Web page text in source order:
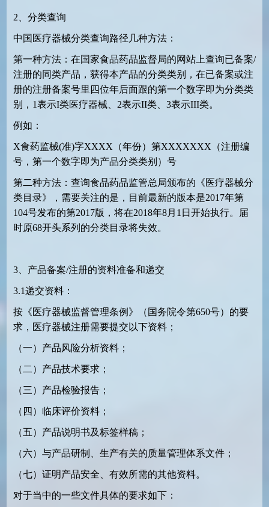
2、分类查询
中国医疗器械分类查询路径几种方法：
第一种方法：在国家食品药品监督局的网站上查询已备案/
注册的同类产品，获得本产品的分类类别，在已备案或注
册的注册备案号里四位年后面跟的第一个数字即为分类类
别，1表示I类医疗器械、2表示II类、3表示III类。
例如：
X食药监械(准)字XXXX（年份）第XXXXXXX（注册编
号，第一个数字即为产品分类类别）号
第二种方法：查询食品药品监管总局颁布的《医疗器械分
类目录》，需要关注的是，目前最新的版本是2017年第
104号发布的第2017版，将在2018年8月1日开始执行。届
时原68开头系列的分类目录将失效。
3、产品备案/注册的资料准备和递交
3.1递交资料：
按《医疗器械监督管理条例》（国务院令第650号）的要
求，医疗器械注册需要提交以下资料；
（一）产品风险分析资料；
（二）产品技术要求；
（三）产品检验报告；
（四）临床评价资料；
（五）产品说明书及标签样稿；
（六）与产品研制、生产有关的质量管理体系文件；
（七）证明产品安全、有效所需的其他资料。
对于当中的一些文件具体的要求如下：